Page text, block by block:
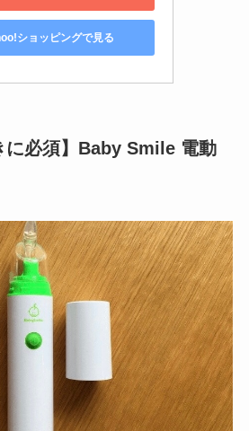
ショッピングで見る
に必須】Baby Smile 電動